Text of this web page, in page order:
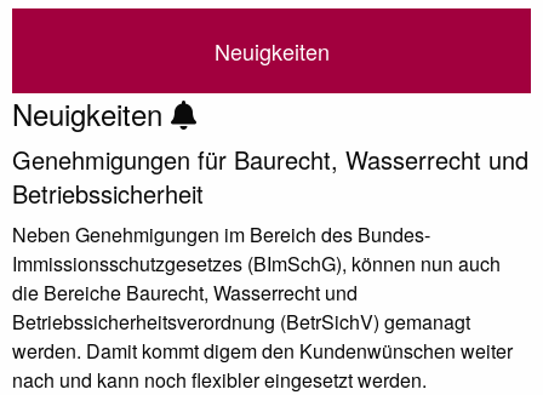
Neuigkeiten
Neuigkeiten
Genehmigungen für Baurecht, Wasserrecht und
Betriebssicherheit
Neben Genehmigungen im Bereich des Bundes-
Immissionsschutzgesetzes (BImSchG), können nun auch
die Bereiche Baurecht, Wasserrecht und
Betriebssicherheitsverordnung (BetrSichV) gemanagt
werden. Damit kommt digem den Kundenwünschen weiter
nach und kann noch flexibler eingesetzt werden.